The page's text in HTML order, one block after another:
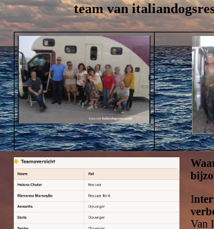
team van
I
Van